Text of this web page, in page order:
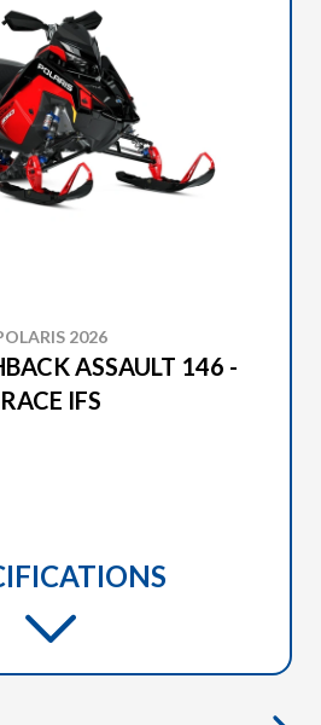
2026
ASSAULT 146 -
RACE IFS